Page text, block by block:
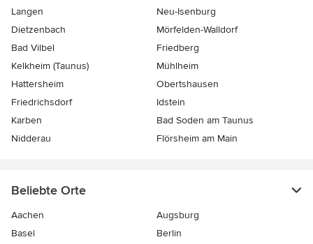
Langen
Neu-Isenburg
Dietzenbach
Mörfelden-Walldorf
Bad Vilbel
Friedberg
Kelkheim (Taunus)
Mühlheim
Hattersheim
Obertshausen
Friedrichsdorf
Idstein
Karben
Bad Soden am Taunus
Nidderau
Flörsheim am Main
Beliebte Orte
Aachen
Augsburg
Basel
Berlin